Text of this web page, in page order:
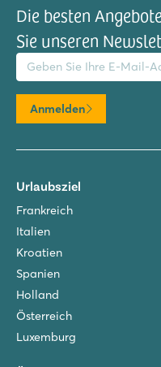
Die besten
Sie unseren
Adresse
Anmelden
Urlaubsziel
Frankreich
Italien
Kroatien
Spanien
Holland
Österreich
Luxemburg